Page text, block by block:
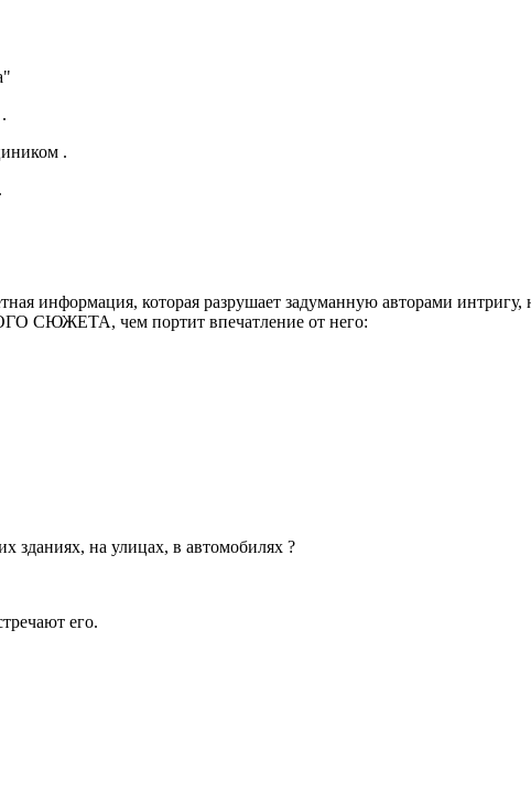
.
информация, которая разрушает задуманную авторами интригу,
СЮЖЕТА, чем портит впечатление от него:
зданиях, на улицах, в автомобилях ?
его.